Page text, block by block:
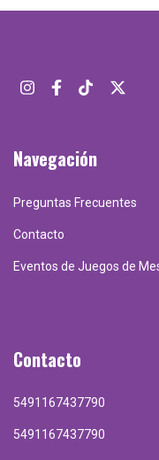
Navegación
Preguntas Frecuentes
Contacto
Eventos de Juegos de
Contacto
5491167437790
5491167437790